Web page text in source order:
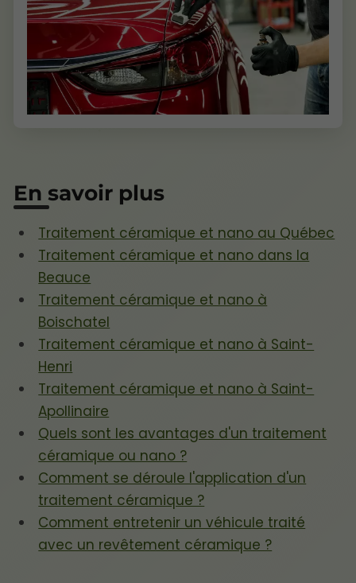
En savoir plus
Traitement céramique et nano au Québec
Traitement céramique et nano dans la
Beauce
Traitement céramique et nano à
Boischatel
Traitement céramique et nano à Saint-
Henri
Traitement céramique et nano à Saint-
Apollinaire
Quels sont les avantages d'un traitement
céramique ou nano ?
Comment se déroule l'application d'un
traitement céramique ?
Comment entretenir un véhicule traité
avec un revêtement céramique ?